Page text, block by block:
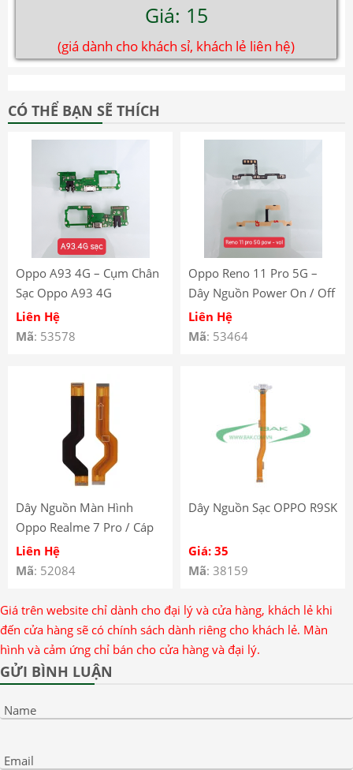
Giá: 15
(giá dành cho khách sỉ, khách lẻ liên hệ)
CÓ THỂ BẠN SẼ THÍCH
Oppo A93 4G – Cụm Chân
Sạc Oppo A93 4G
CPH2121, CPH2123
Liên Hệ
Mã: 53578
Oppo Reno 11 Pro 5G –
Dây Nguồn Power On / Off
Oppo Reno 11 Pro 5G –
Dây Nguồn Volume Âm
Pro 5G Power Volume
Liên Hệ
Mã: 53464
Dây Nguồn Màn Hình
Oppo Realme 7 Pro / Cáp
Nối LCD Oppo Realme 7
Pro
Liên Hệ
Mã: 52084
Dây Nguồn Sạc OPPO R9SK
Giá: 35
Mã: 38159
Giá trên website chỉ dành cho đại lý và cửa hàng, khách lẻ khi
đến cửa hàng sẽ có chính sách dành riêng cho khách lẻ. Màn
hình và cảm ứng chỉ bán cho cửa hàng và đại lý.
GỬI BÌNH LUẬN
Name
Email